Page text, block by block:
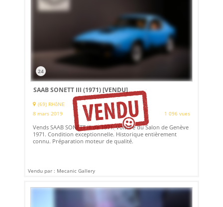
24
SAAB SONETT III (1971)[VENDU]
(69) RHôNE
8 mars 2019
1 096 vues
Vends SAAB SONETT III de 1971. Voiture du Salon de Genève
1971. Condition exceptionnelle. Historique entièrement
connu. Préparation moteur de qualité.
Vendu par : Mecanic Gallery